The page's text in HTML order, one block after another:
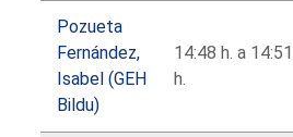
Pozueta
Fernández,
Isabel (GEH
Bildu)
14:48 h. a 14:51
h.